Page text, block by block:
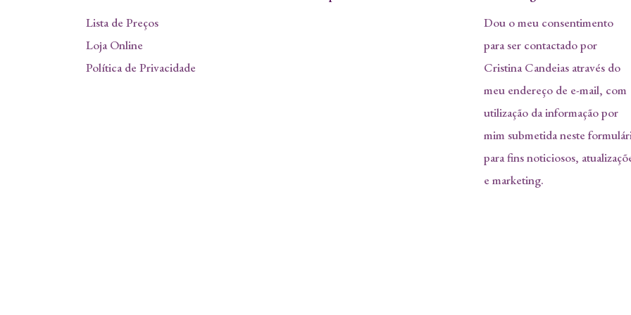
Lista de Preços
Loja Online
Política de Privacidade
Dou o meu consentimento
para ser contactado por
Cristina Candeias através do
meu endereço de e-mail, com
utilização da informação por
mim submetida neste
para fins noticiosos,
e marketing.